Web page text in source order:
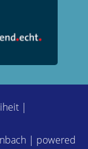
|
| powered